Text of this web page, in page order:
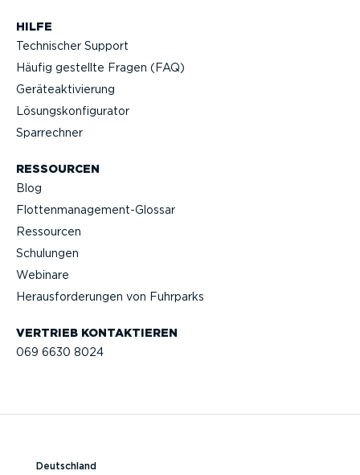
VERTRIEB KONTAK­TIEREN
069 6630 8024
HILFE
Technischer Support
Häufig gestellte Fragen (FAQ)
Geräteak­ti­vierung
Lösungs­kon­fi­gu­rator
Sparrechner
RESSOURCEN
Blog
Flotten­management-Glossar
Ressourcen
Schulungen
Webinare
Heraus­for­de­rungen von Fuhrparks
Deutschland